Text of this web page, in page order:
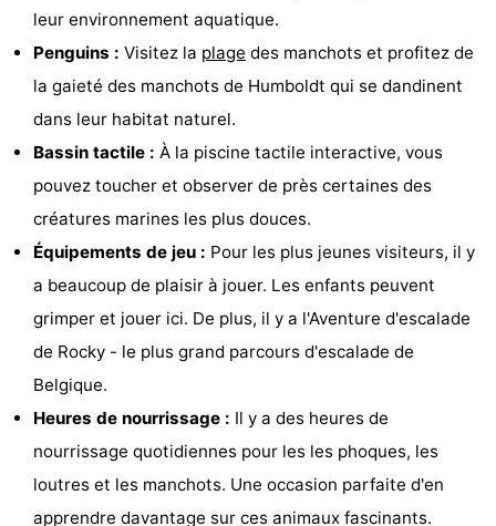
intérieures
mini-
golf
bien-
être
villes
Nature
Sports
Piscines
-
Faire
du
vélo
Randonnée
-
Équitation
Terrains
de
golf
Surfen
-
Equitation
Boire
Événements
leur environnement aquatique.
Penguins : Visitez la plage des manchots et profitez de
la gaieté des manchots de Humboldt qui se dandinent
dans leur habitat naturel.
Bassin tactile : À la piscine tactile interactive, vous
pouvez toucher et observer de près certaines des
créatures marines les plus douces.
Équipements de jeu : Pour les plus jeunes visiteurs, il y
a beaucoup de plaisir à jouer. Les enfants peuvent
grimper et jouer ici. De plus, il y a l'Aventure d'escalade
de Rocky - le plus grand parcours d'escalade de
Belgique.
Heures de nourrissage : Il y a des heures de
nourrissage quotidiennes pour les les phoques, les
loutres et les manchots. Une occasion parfaite d'en
apprendre davantage sur ces animaux fascinants.